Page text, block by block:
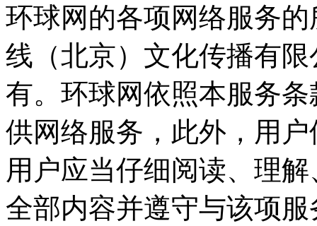
环球网的各项网络服务
线（北京）文化传播有
有。环球网依照本服务
供网络服务，此外，用
用户应当仔细阅读、理
全部内容并遵守与该项